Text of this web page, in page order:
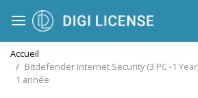
Accueil
Bitdefender Internet Security (3 PC -1
1 année